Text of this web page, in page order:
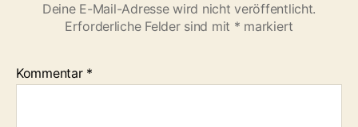
Deine E-Mail-Adresse wird nicht veröffentlicht.
Erforderliche Felder sind mit * markiert
Kommentar *